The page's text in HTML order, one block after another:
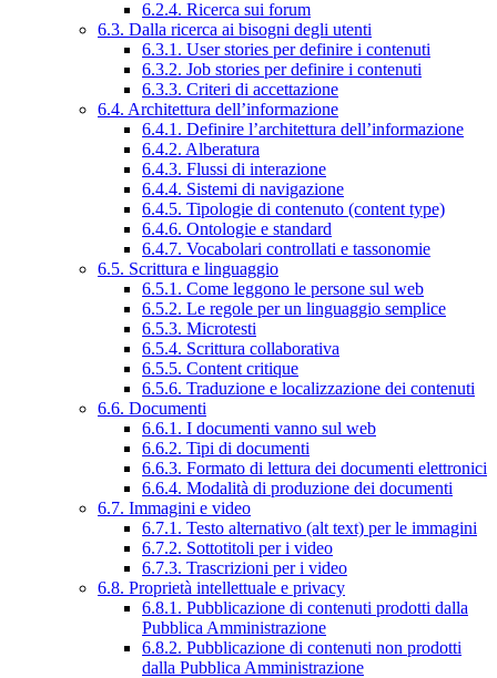
6.2.4. Ricerca sui forum
6.3. Dalla ricerca ai bisogni degli utenti
6.3.1. User stories per definire i contenuti
6.3.2. Job stories per definire i contenuti
6.3.3. Criteri di accettazione
6.4. Architettura dell’informazione
6.4.1. Definire l’architettura dell’informazione
6.4.2. Alberatura
6.4.3. Flussi di interazione
6.4.4. Sistemi di navigazione
6.4.5. Tipologie di contenuto (content type)
6.4.6. Ontologie e standard
6.4.7. Vocabolari controllati e tassonomie
6.5. Scrittura e linguaggio
6.5.1. Come leggono le persone sul web
6.5.2. Le regole per un linguaggio semplice
6.5.3. Microtesti
6.5.4. Scrittura collaborativa
6.5.5. Content critique
6.5.6. Traduzione e localizzazione dei contenuti
6.6. Documenti
6.6.1. I documenti vanno sul web
6.6.2. Tipi di documenti
6.6.3. Formato di lettura dei documenti elettronici
6.6.4. Modalità di produzione dei documenti
6.7. Immagini e video
6.7.1. Testo alternativo (alt text) per le immagini
6.7.2. Sottotitoli per i video
6.7.3. Trascrizioni per i video
6.8. Proprietà intellettuale e privacy
6.8.1. Pubblicazione di contenuti prodotti dalla
Pubblica Amministrazione
6.8.2. Pubblicazione di contenuti non prodotti
dalla Pubblica Amministrazione